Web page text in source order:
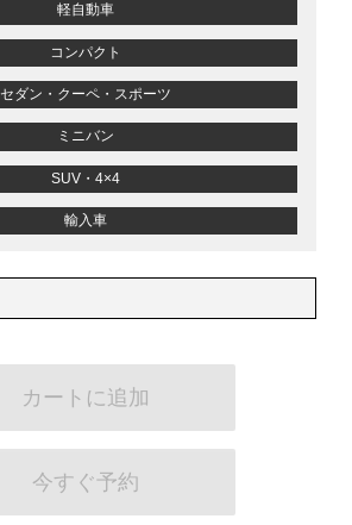
軽自動車
コンパクト
セダン・クーペ・スポーツ
ミニバン
SUV・4×4
輸入車
カートに追加
今すぐ予約